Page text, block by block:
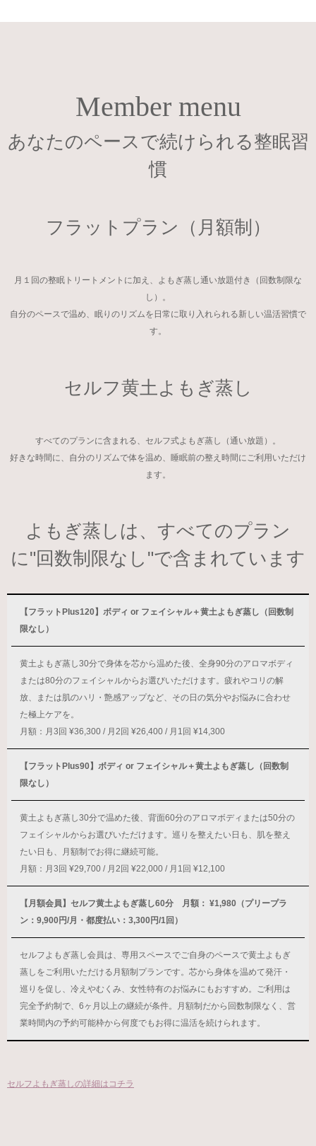
Member menu
あなたのペースで続けられる整眠習
慣
フラットプラン（月額制）
月１回の整眠トリートメントに加え、よもぎ蒸し通い放題付き（回数制限な
し）。
自分のペースで温め、眠りのリズムを日常に取り入れられる新しい温活習慣で
す。
セルフ黄土よもぎ蒸し
すべてのプランに含まれる、セルフ式よもぎ蒸し（通い放題）。
好きな時間に、自分のリズムで体を温め、睡眠前の整え時間にご利用いただけ
ます。
よもぎ蒸しは、すべてのプラン
に"回数制限なし"で含まれています
【フラットPlus120】ボディ or フェイシャル＋黄土よもぎ蒸し（回数制
限なし）
黄土よもぎ蒸し30分で身体を芯から温めた後、全身90分のアロマボディ
または80分のフェイシャルからお選びいただけます。疲れやコリの解
放、または肌のハリ・艶感アップなど、その日の気分やお悩みに合わせ
た極上ケアを。
月額：月3回 ¥36,300 / 月2回 ¥26,400 / 月1回 ¥14,300
【フラットPlus90】ボディ or フェイシャル＋黄土よもぎ蒸し（回数制
限なし）
黄土よもぎ蒸し30分で温めた後、背面60分のアロマボディまたは50分の
フェイシャルからお選びいただけます。巡りを整えたい日も、肌を整え
たい日も、月額制でお得に継続可能。
月額：月3回 ¥29,700 / 月2回 ¥22,000 / 月1回 ¥12,100
【月額会員】セルフ黄土よもぎ蒸し60分 月額： ¥1,980（プリープラ
ン：9,900円/月・都度払い：3,300円/1回）
セルフよもぎ蒸し会員は、専用スペースでご自身のペースで黄土よもぎ
蒸しをご利用いただける月額制プランです。芯から身体を温めて発汗・
巡りを促し、冷えやむくみ、女性特有のお悩みにもおすすめ。ご利用は
完全予約制で、6ヶ月以上の継続が条件。月額制だから回数制限なく、営
業時間内の予約可能枠から何度でもお得に温活を続けられます。
セルフよもぎ蒸しの詳細はコチラ